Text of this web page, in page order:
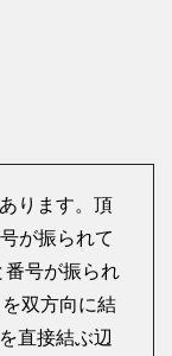
ります。頂
が振られて
号が振られ
双方向に結
直接結ぶ辺